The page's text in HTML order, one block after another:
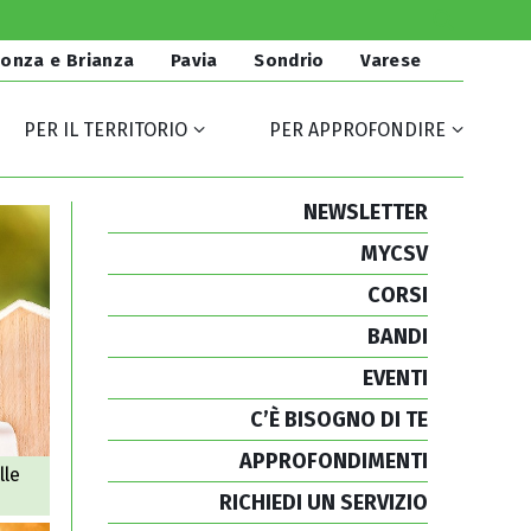
e Brianza Pavia Sondrio Varese
PER IL TERRITORIO PER APPROFONDIRE
NEWSLETTER
MYCSV
CORSI
BANDI
EVENTI
C’È BISOGNO DI TE
APPROFONDIMENTI
RICHIEDI UN SERVIZIO